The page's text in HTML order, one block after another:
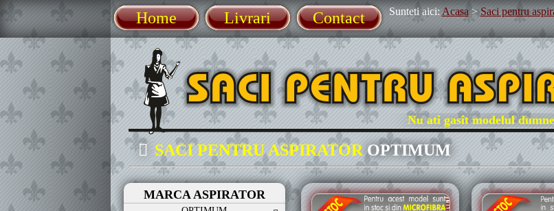
Home Livrari Contact Sunteti aici:Acasa>Saci pentru
Nu ati gasit modelul
SACI PENTRU ASPIRATOROPTIMUM
MARCA ASPIRATOR